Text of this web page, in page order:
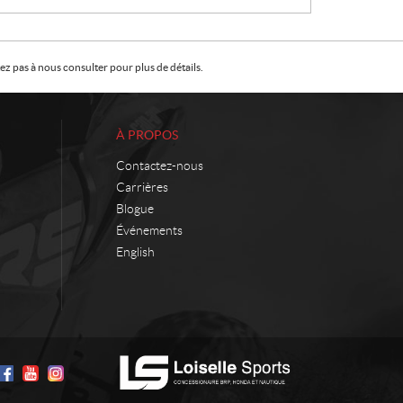
:
X
pas à nous consulter pour plus de détails.
À PROPOS
Contactez-nous
Carrières
Blogue
Événements
English